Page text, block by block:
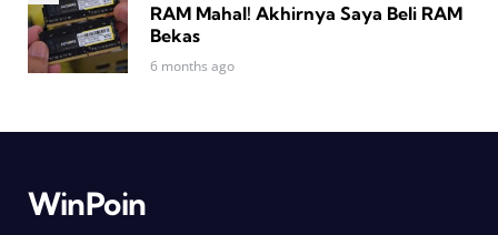
RAM Mahal! Akhirnya Saya Beli RAM
Bekas
6 months ago
WinPoin